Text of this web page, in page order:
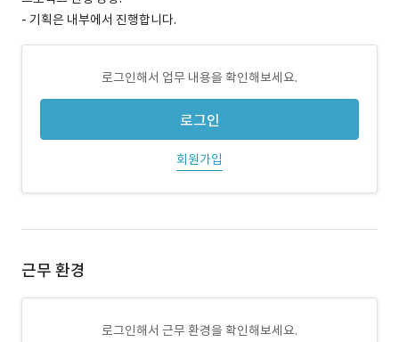
- 기획은 내부에서 진행합니다.
로그인해서 업무 내용을 확인해보세요.
로그인
회원가입
근무 환경
로그인해서 근무 환경을 확인해보세요.